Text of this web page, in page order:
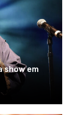
show em